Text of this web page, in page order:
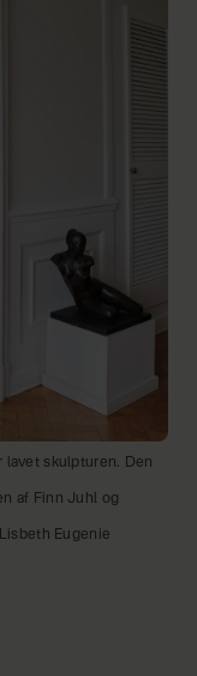
lavet skulpturen. Den
af Finn Juhl og
Eugenie